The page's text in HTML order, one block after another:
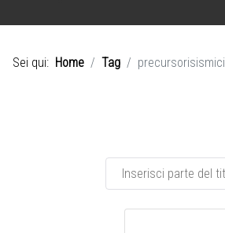
Sei qui: Home Tag precursorisismici
Inserisci parte del titolo